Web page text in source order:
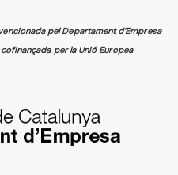
pel Departament d’Empresa
per la Unió Europea